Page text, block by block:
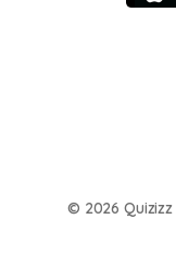
© 2026 Quizizz